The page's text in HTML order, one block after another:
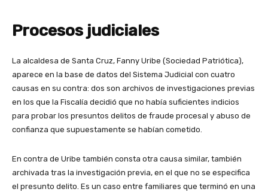
Procesos judiciales
La alcaldesa de Santa Cruz, Fanny Uribe (Sociedad Patriótica),
aparece en la base de datos del Sistema Judicial con cuatro
causas en su contra: dos son archivos de investigaciones previas
en los que la Fiscalía decidió que no había suficientes indicios
para probar los presuntos delitos de fraude procesal y abuso de
confianza que supuestamente se habían cometido.
En contra de Uribe también consta otra causa similar, también
archivada tras la investigación previa, en el que no se especifica
el presunto delito. Es un caso entre familiares que terminó en una